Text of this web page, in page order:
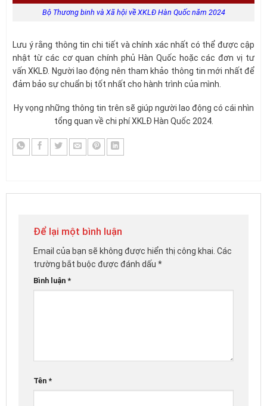
Bộ Thương binh và Xã hội về XKLĐ Hàn Quốc năm 2024
Lưu ý rằng thông tin chi tiết và chính xác nhất có thể được cập
nhật từ các cơ quan chính phủ Hàn Quốc hoặc các đơn vị tư
vấn XKLĐ. Người lao động nên tham khảo thông tin mới nhất để
đảm bảo sự chuẩn bị tốt nhất cho hành trình của mình.
Hy vọng những thông tin trên sẽ giúp người lao động có cái nhìn
tổng quan về chi phí XKLĐ Hàn Quốc 2024.
Để lại một bình luận
Email của bạn sẽ không được hiển thị công khai. Các
trường bắt buộc được đánh dấu *
Bình luận *
Tên *